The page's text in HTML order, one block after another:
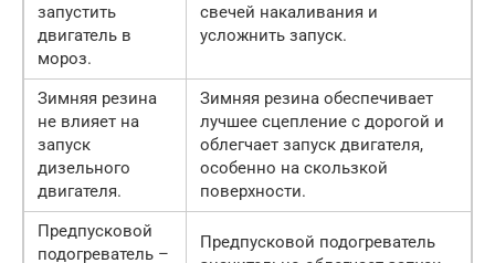
запустить
двигатель в
мороз.
свечей накаливания и
усложнить запуск.
Зимняя резина
не влияет на
запуск
дизельного
двигателя.
Зимняя резина обеспечивает
лучшее сцепление с дорогой и
облегчает запуск двигателя,
особенно на скользкой
поверхности.
Предпусковой
подогреватель –
Предпусковой подогреватель